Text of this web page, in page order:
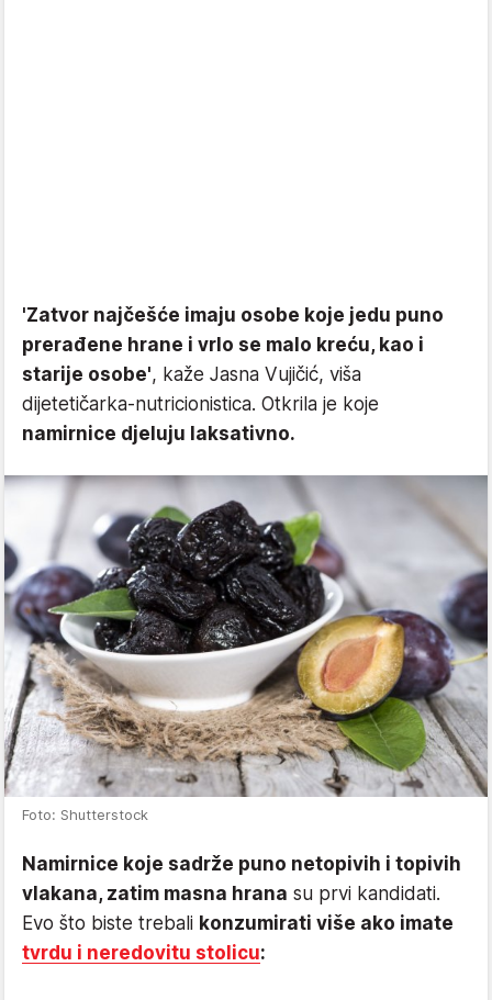
'Zatvor najčešće imaju osobe koje jedu puno
prerađene hrane i vrlo se malo kreću, kao i
starije osobe', kaže Jasna Vujičić, viša
dijetetičarka-nutricionistica. Otkrila je koje
namirnice djeluju laksativno.
Foto: Shutterstock
Namirnice koje sadrže puno netopivih i topivih
vlakana, zatim masna hrana su prvi kandidati.
Evo što biste trebali konzumirati više ako imate
tvrdu i neredovitu stolicu: